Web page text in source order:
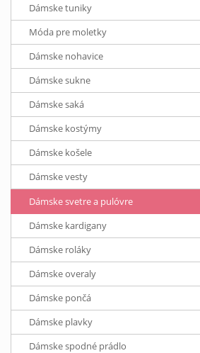
Dámske tuniky
Móda pre moletky
Dámske nohavice
Dámske sukne
Dámske saká
Dámske kostýmy
Dámske košele
Dámske vesty
Dámske svetre a pulóvre
Dámske kardigany
Dámske roláky
Dámske overaly
Dámske pončá
Dámske plavky
Dámske spodné prádlo